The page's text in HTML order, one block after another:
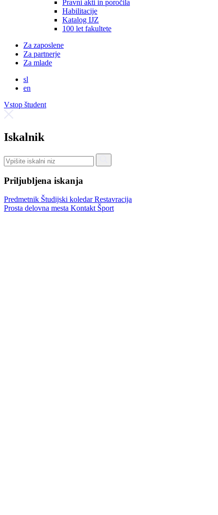
Pravni akti in poročila
Habilitacije
Katalog IJZ
100 let fakultete
Za zaposlene
Za partnerje
Za mlade
sl
en
Vstop študent
Iskalnik
Priljubljena iskanja
Predmetnik Študijski koledarRestavracija
Prosta delovna mesta Kontakt Šport